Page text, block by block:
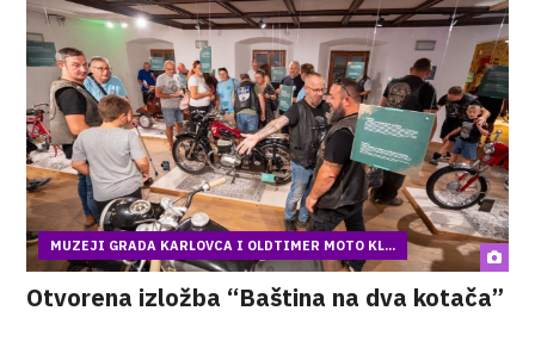
MUZEJI GRADA KARLOVCA I OLDTIMER MOTO KL...
Otvorena izložba “Baština na dva kotača”